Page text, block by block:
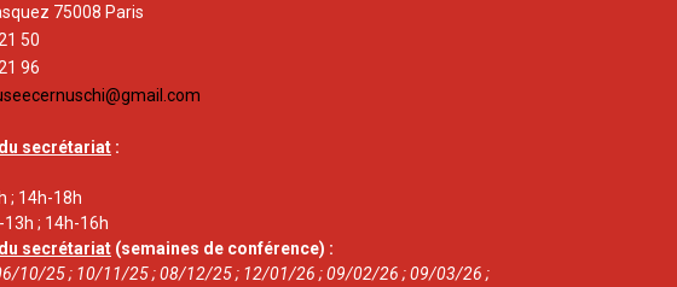
75008 Paris
50
96
secrétariat :
; 14h-18h
; 14h-16h
secrétariat (semaines de conférence) :
10/25 ; 10/11/25 ; 08/12/25 ; 12/01/26 ; 09/02/26 ; 09/03/26 ;